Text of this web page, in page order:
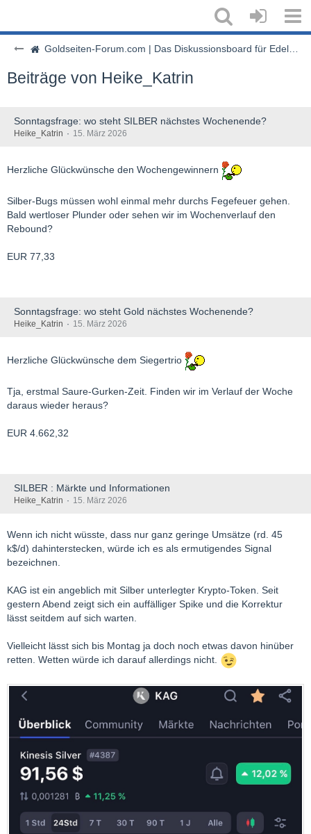
Goldseiten-Forum.com | Das Diskussionsboard für Edelmetalle & Rohstoffe
Beiträge von Heike_Katrin
Sonntagsfrage: wo steht SILBER nächstes Wochenende?
Heike_Katrin 15. März 2026
Herzliche Glückwünsche den Wochengewinnern
Silber-Bugs müssen wohl einmal mehr durchs Fegefeuer gehen.
Bald wertloser Plunder oder sehen wir im Wochenverlauf den
Rebound?
EUR 77,33
Sonntagsfrage: wo steht Gold nächstes Wochenende?
Heike_Katrin 15. März 2026
Herzliche Glückwünsche dem Siegertrio
Tja, erstmal Saure-Gurken-Zeit. Finden wir im Verlauf der Woche
daraus wieder heraus?
EUR 4.662,32
SILBER : Märkte und Informationen
Heike_Katrin 15. März 2026
Wenn ich nicht wüsste, dass nur ganz geringe Umsätze (rd. 45
k$/d) dahinterstecken, würde ich es als ermutigendes Signal
bezeichnen.
KAG ist ein angeblich mit Silber unterlegter Krypto-Token. Seit
gestern Abend zeigt sich ein auffälliger Spike und die Korrektur
lässt seitdem auf sich warten.
Vielleicht lässt sich bis Montag ja doch noch etwas davon hinüber
retten. Wetten würde ich darauf allerdings nicht.